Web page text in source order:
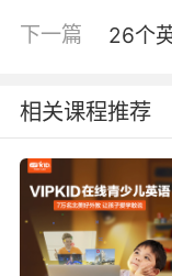
“听”和“说”为主的
是先“听”的吗，然
达出来，最后才是
训认为这样也有
更为复杂的英语学
第三点、积累词汇
下一篇 26个
相关课程推荐